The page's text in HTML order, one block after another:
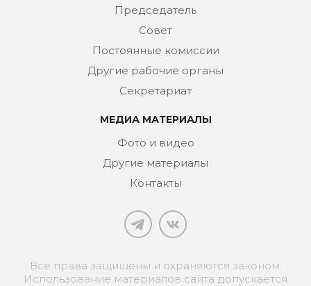
Председатель
Совет
Постоянные комиссии
Другие рабочие органы
Секретариат
МЕДИА МАТЕРИАЛЫ
Фото и видео
Другие материалы
Контакты
Все права защищены и охраняются законом.
Использование материалов сайта допускается